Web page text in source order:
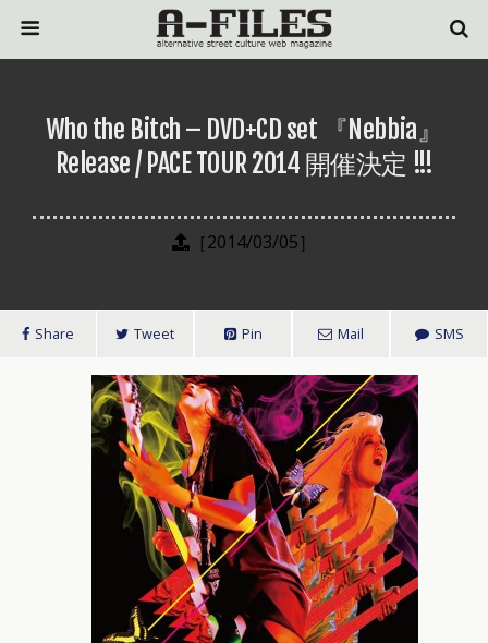
Who the Bitch – DVD+CD set 『Nebbia』
Release / PACE TOUR 2014 開催決定 !!!
［2014/03/05］
Share Tweet Pin Mail SMS